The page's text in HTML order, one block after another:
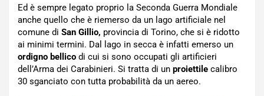
Ed è sempre legato proprio la Seconda Guerra Mondiale
anche quello che è riemerso da un lago artificiale nel
comune di San Gillio, provincia di Torino, che si è ridotto
ai minimi termini. Dal lago in secca è infatti emerso un
ordigno bellico di cui si sono occupati gli artificieri
dell’Arma dei Carabinieri. Si tratta di un proiettile calibro
30 sganciato con tutta probabilità da un aereo.